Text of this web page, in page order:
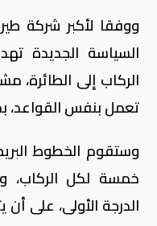
ووفقا لأكبر شركة
السياسة الجديدة
الركاب إلى الطائرة،
تعمل بنفس القواعد،
وستقوم الخطوط